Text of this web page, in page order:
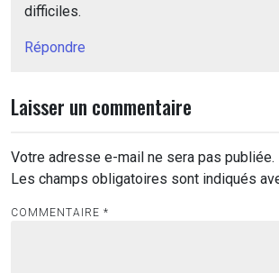
difficiles.
Répondre
Laisser un commentaire
Votre adresse e-mail ne sera pas publiée.
Les champs obligatoires sont indiqués
COMMENTAIRE *